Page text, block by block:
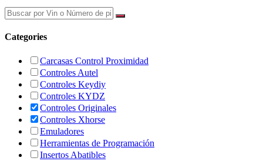
Categories
Carcasas Control Proximidad
Controles Autel
Controles Keydiy
Controles KYDZ
Controles Originales
Controles Xhorse
Emuladores
Herramientas de Programación
Insertos Abatibles